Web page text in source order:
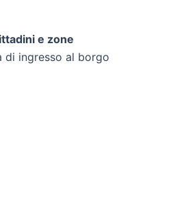
e zone
di ingresso al borgo